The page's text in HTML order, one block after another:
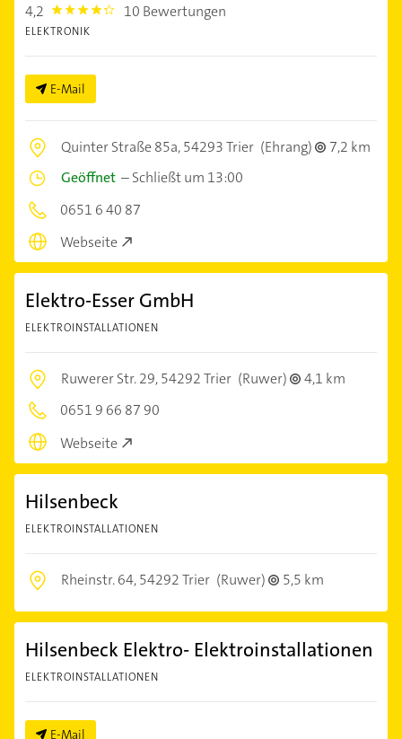
4,2 4.2000003 10 Bewertungen
ELEKTRONIK
E-Mail
Quinter Straße 85a,54293 Trier (Ehrang)
7,2 km
Geöffnet –Schließt um 13:00
0651 6 40 87
Webseite
Elektro-Esser GmbH
ELEKTROINSTALLATIONEN
Ruwerer Str. 29,54292 Trier (Ruwer)
4,1 km
0651 9 66 87 90
Webseite
Hilsenbeck
ELEKTROINSTALLATIONEN
Rheinstr. 64,54292 Trier (Ruwer) 5,5 km
Hilsenbeck Elektro- Elektroinstallationen
ELEKTROINSTALLATIONEN
E-Mail